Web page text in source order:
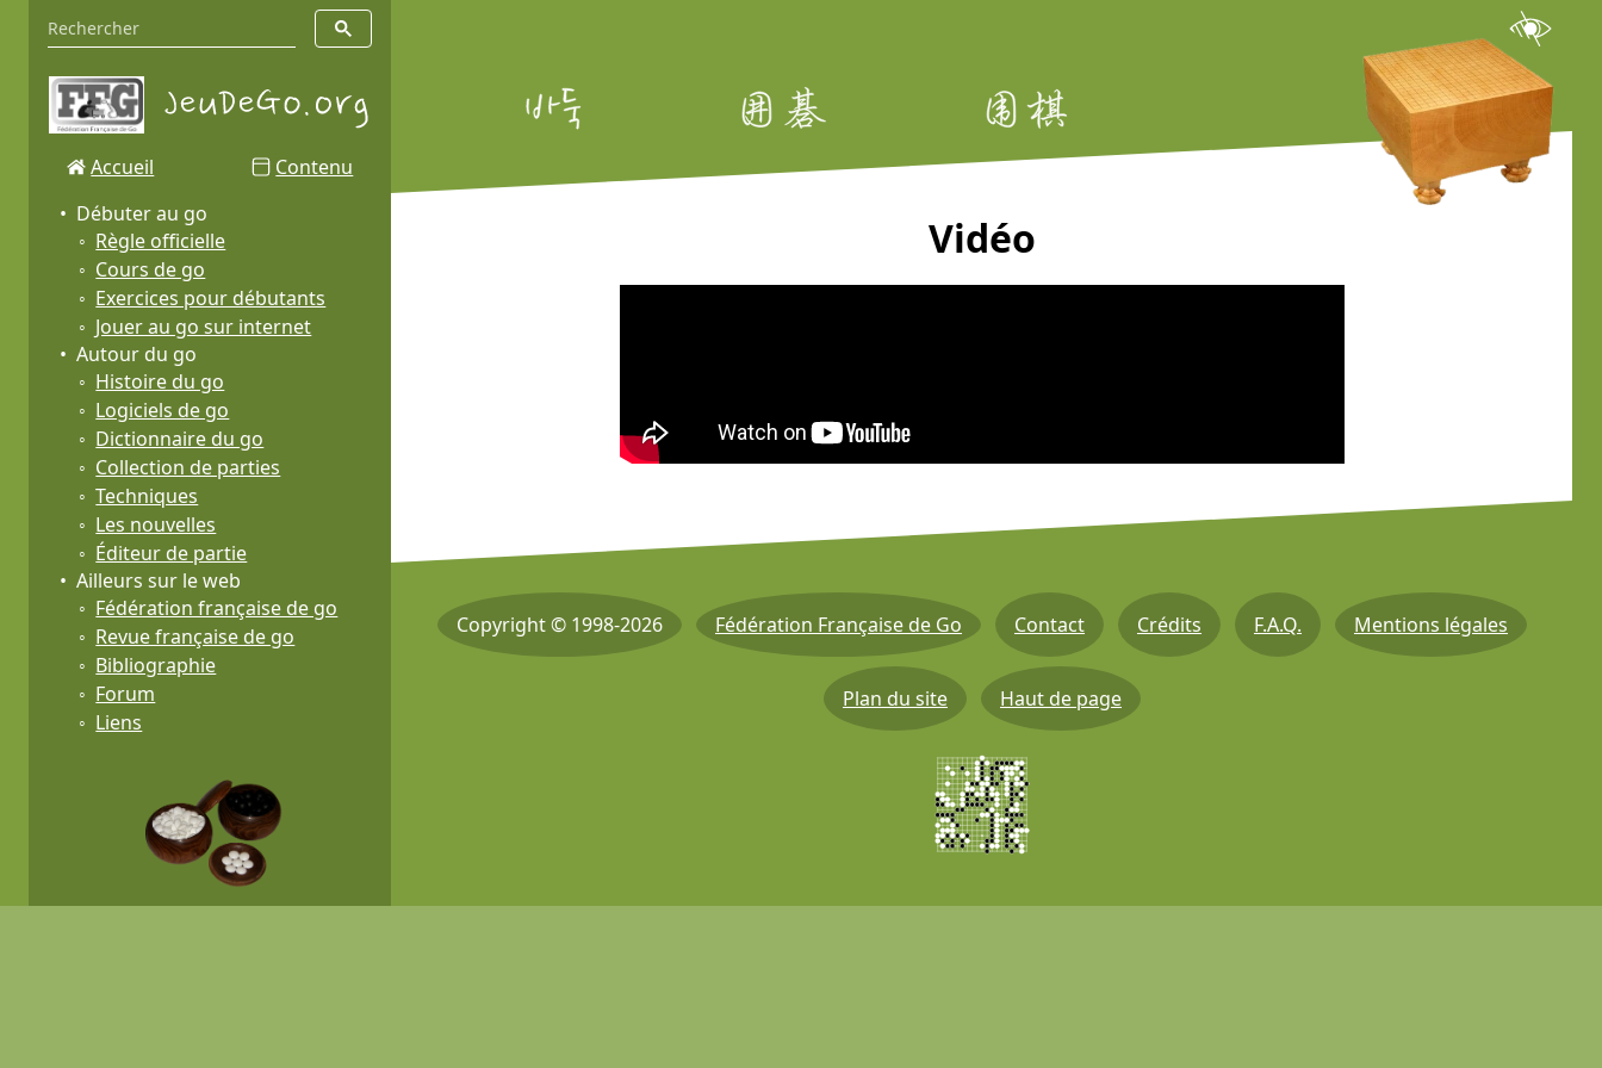
Accueil
Contenu
Débuter au go
Règle officielle
Cours de go
Exercices pour débutants
Jouer au go sur internet
Autour du go
Histoire du go
Logiciels de go
Dictionnaire du go
Collection de parties
Techniques
Les nouvelles
Éditeur de partie
Ailleurs sur le web
Fédération française de go
Revue française de go
Bibliographie
Forum
Liens
Vidéo
Copyright © 1998-2026 Fédération Française de Go Contact Crédits F.A.Q. Mentions légales
Plan du site Haut de page